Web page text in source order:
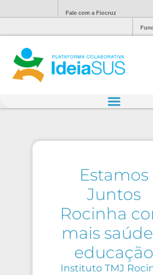
Fale com a Fiocruz
Estamos
Juntos
Rocinha
mais
educação
Instituto TMJ